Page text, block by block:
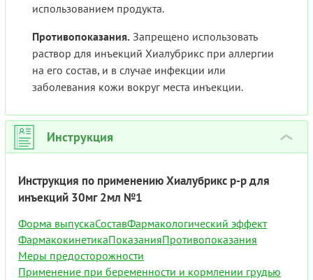
использованием продукта.
Противопоказания. Запрещено использовать
раствор для инъекций Хиалубрикс при аллергии
на его состав, и в случае инфекции или
заболевания кожи вокруг места инъекции.
Инструкция ›
Инструкция по применению Хиалубрикс р-р для
инъекций 30мг 2мл №1
Форма выпускаСоставФармакологический эффект
ФармакокинетикаПоказанияПротивопоказания
Меры предосторожности
Применение при беременности и кормлении грудью